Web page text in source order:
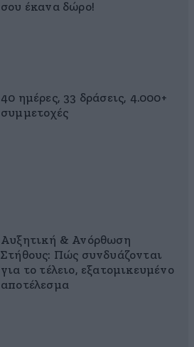
σου έκανα δώρο!
40 ημέρες, 33 δράσεις, 4.000+
συμμετοχές
Αυξητική & Ανόρθωση
Στήθους: Πώς συνδυάζονται
για το τέλειο, εξατομικευμένο
αποτέλεσμα